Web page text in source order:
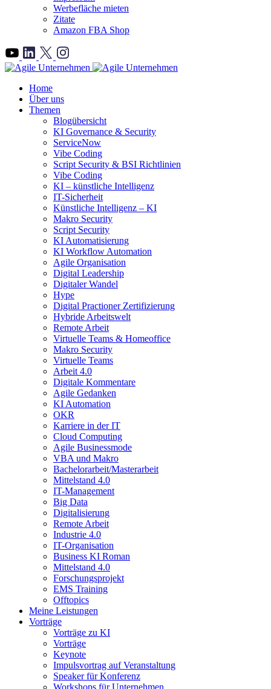
Werbefläche mieten
Zitate
Amazon FBA Shop
">
Home
Über uns
Themen
Blogübersicht
KI Governance & Security
ServiceNow
Vibe Coding
Script Security & BSI Richtlinien
Vibe Coding
KI – künstliche Intelligenz
IT-Sicherheit
Künstliche Intelligenz – KI
Makro Security
Script Security
KI Automatisierung
KI Workflow Automation
Agile Organisation
Digital Leadership
Digitaler Wandel
Hype
Digital Practioner Zertifizierung
Hybride Arbeitswelt
Remote Arbeit
Virtuelle Teams & Homeoffice
Makro Security
Virtuelle Teams
Arbeit 4.0
Digitale Kommentare
Agile Gedanken
KI Automation
OKR
Karriere in der IT
Cloud Computing
Agile Businessmode
VBA und Makro
Bachelorarbeit/Masterarbeit
Mittelstand 4.0
IT-Management
Big Data
Digitalisierung
Remote Arbeit
Industrie 4.0
IT-Organisation
Business KI Roman
Mittelstand 4.0
Forschungsprojekt
EMS Training
Offtopics
Meine Leistungen
Vorträge
Vorträge zu KI
Vorträge
Keynote
Impulsvortrag auf Veranstaltung
Speaker für Konferenz
Workshops für Unternehmen